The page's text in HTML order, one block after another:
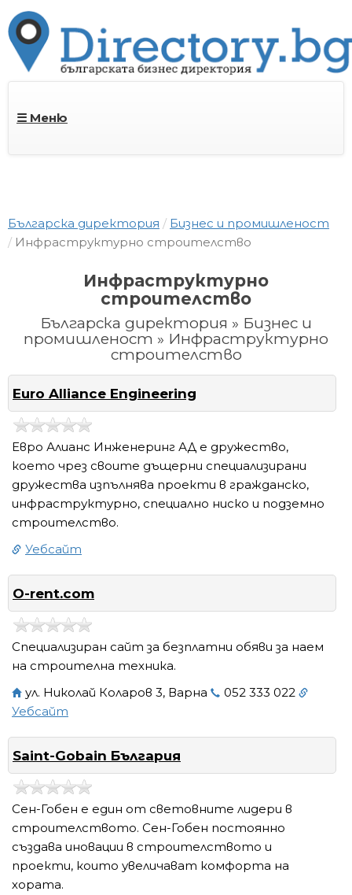
☰ Меню
Българска директория
Бизнес и промишленост
Инфраструктурно строителство
Инфраструктурно
строителство
Българска директория » Бизнес и
промишленост » Инфраструктурно
строителство
Euro Alliance Engineering
Евро Алианс Инженеринг АД е дружество,
което чрез своите дъщерни специализирани
дружества изпълнява проекти в гражданско,
инфраструктурно, специално ниско и подземно
строителство.
Уебсайт
O-rent.com
Специализиран сайт за безплатни обяви за наем
на строителна техника.
ул. Николай Коларов 3, Варна
052 333 022
Уебсайт
Saint-Gobain България
Сен-Гобен е един от световните лидери в
строителството. Сен-Гобен постоянно
създава иновации в строителството и
проекти, които увеличават комфорта на
хората.